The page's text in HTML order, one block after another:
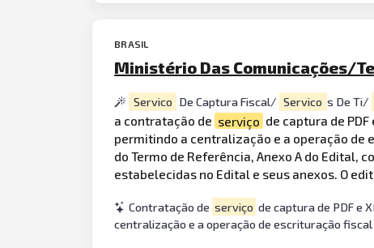
BRASIL
Ministério Das Comunicações/
Servico De Captura Fiscal/ Servico s De Ti/
a contratação de serviço de captura de PDF
permitindo a centralização e a operação de
do Termo de Referência, Anexo A do Edital,
estabelecidas no Edital e seus anexos. O
Contratação de serviço de captura de PDF e
centralização e a operação de escrituração fiscal